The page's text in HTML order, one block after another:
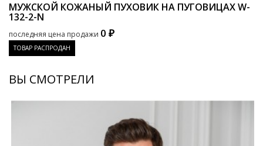
МУЖСКОЙ КОЖАНЫЙ ПУХОВИК НА ПУГОВИЦАХW-
132-2-N
последняя цена продажи 0 ₽
ТОВАР РАСПРОДАН
ВЫ СМОТРЕЛИ